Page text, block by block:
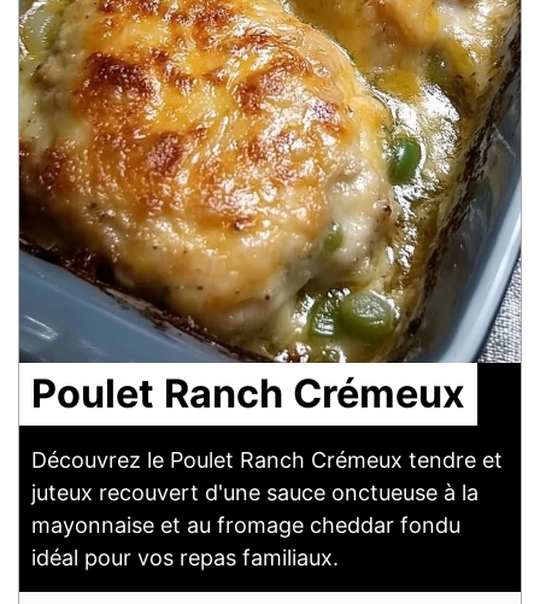
Poulet Ranch Crémeux
Découvrez le Poulet Ranch Crémeux tendre et
juteux recouvert d'une sauce onctueuse à la
mayonnaise et au fromage cheddar fondu
idéal pour vos repas familiaux.